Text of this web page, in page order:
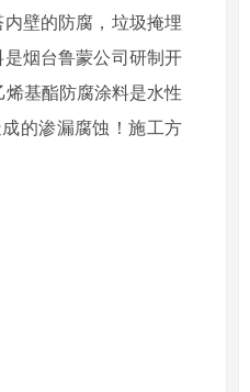
壁的防腐，垃圾掩埋
烟台鲁蒙公司研制开
基酯防腐涂料是水性
的渗漏腐蚀！施工方